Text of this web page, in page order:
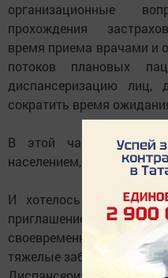
организационные
прохождения
время приема врачами и
потоков плановых
диспансеризацию лиц,
сократить время
В этой части
населением, так и с
И хотелось бы, чтобы
приглашение пройти
своевременная
тяжелые заболевания и